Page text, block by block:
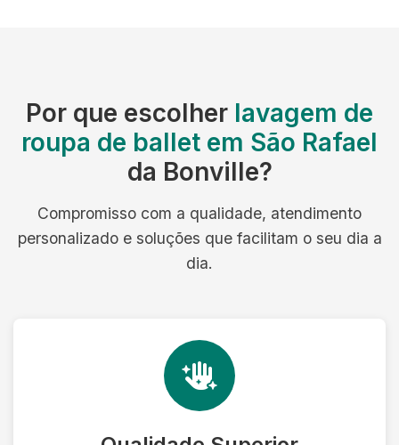
Por que escolher lavagem de
roupa de ballet em São Rafael
da Bonville?
Compromisso com a qualidade, atendimento
personalizado e soluções que facilitam o seu dia a
dia.